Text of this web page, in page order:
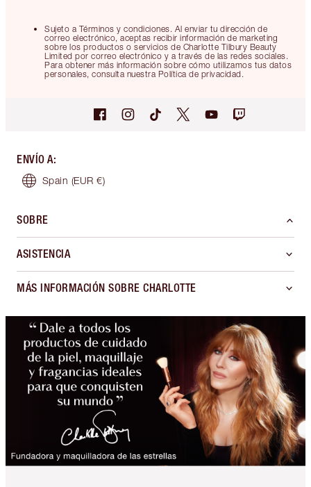
Sujeto a Términos y condiciones. Al enviar tu dirección de
correo electrónico, aceptas recibir información de marketing
sobre los productos o servicios de Charlotte Tilbury Beauty
Limited por correo electrónico y a través de las redes sociales.
Para obtener más información sobre cómo utilizamos tus datos
personales, consulta nuestra Política de privacidad.
ENVÍO A:
Spain (EUR €)
SOBRE
ASISTENCIA
MÁS INFORMACIÓN SOBRE CHARLOTTE